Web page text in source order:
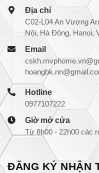
Địa chỉ
C02-L04 An Vượng
Nội, Hà Đông, Hanoi,
Email
Hotline
0977107222
Giờ mở cửa
Từ 8h00 - 22h00 các
ĐĂNG KÝ NHẬN